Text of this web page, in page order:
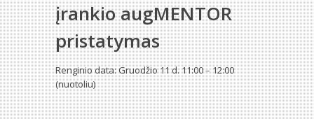
įrankio augMENTOR
pristatymas
Renginio data: Gruodžio 11 d. 11:00 – 12:00
(nuotoliu)